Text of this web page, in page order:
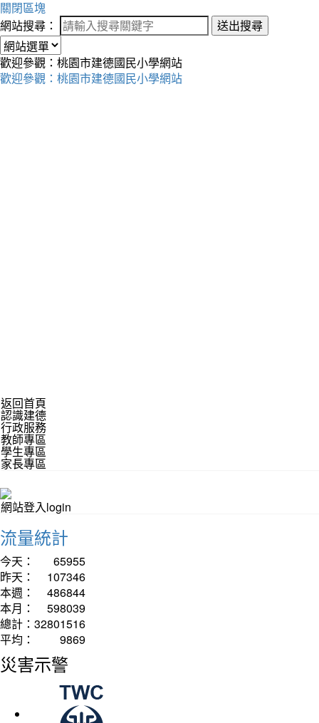
關閉區塊
網站搜尋：
送出搜尋
歡迎參觀：桃園市建德國民小學網站
歡迎參觀：桃園市建德國民小學網站
返回首頁
認識建德
行政服務
教師專區
學生專區
家長專區
網站登入login
流量統計
今天：
65955
昨天：
107346
本週：
486844
本月：
598039
總計： 32801516
平均：
9869
災害示警